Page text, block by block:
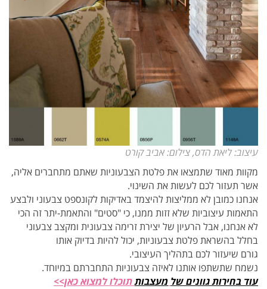
עיצוב: ליאת הדס, צילום: אביב קורט
מקוות מאוד שתמצאו את פלטת הצבעוניות שאתם מתחברים אליה,
אשר תעזור לכם לעשות את השינוי.
אנחנו כמובן לא ממליצות להיצמד באדיקות לקונספט צבעוני ולבצע
התאמות עיצוביות שלא זזות ממנו, כי "סטים" והתאמת-יתר זה הכי
לא אנחנו, אבל הרעיון של יצירת זרימה צבעונית ומקצב צבעוני
בחלל בהשראת פלטת צבעוניות, יכול להיות בדיוק אותו
גורם שיעזור לכם בתהליך העיצובי.
נשמח שתשתפו אותנו לאיזה צבעוניות התחברתם במיוחד.
עוד בחירות גוונים של מעצבותתוכלולמצוא כאן>>